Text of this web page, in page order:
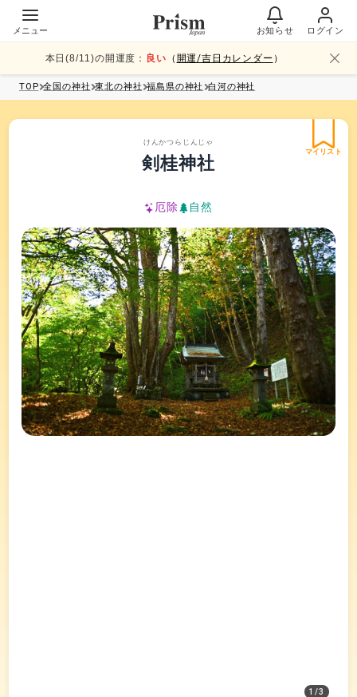
メニュー お知らせ ログイン
本日(8/11)の開運度： 良い （ 開運/吉日カレンダー ）
TOP 全国の神社 東北の神社 福島県の神社 白河の神社
マイリスト
けんかつらじんじゃ
剣桂神社
厄除 自然
1/3